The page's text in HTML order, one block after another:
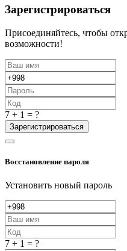
Зарегистрироваться
Присоединяйтесь, чтобы
возможности!
7 + 1 = ?
Зарегистрироваться
Восстановление пароля
Установить новый пароль
7 + 1 = ?